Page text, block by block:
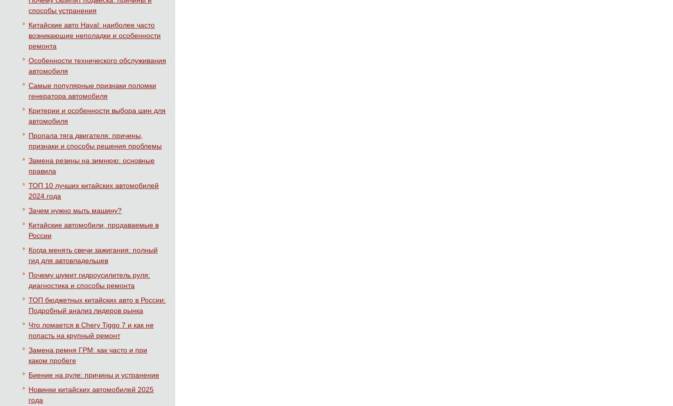
способы устранения
Китайские авто Haval: наиболее часто
возникающие неполадки и особенности
ремонта
Особенности технического обслуживания
автомобиля
Самые популярные признаки поломки
генератора автомобиля
Критерии и особенности выбора шин для
автомобиля
Пропала тяга двигателя: причины,
признаки и способы решения проблемы
Замена резины на зимнюю: основные
правила
ТОП 10 лучших китайских автомобилей
2024 года
Зачем нужно мыть машину?
Китайские автомобили, продаваемые в
России
Когда менять свечи зажигания: полный
гид для автовладельцев
Почему шумит гидроусилитель руля:
диагностика и способы ремонта
ТОП бюджетных китайских авто в России:
Подробный анализ лидеров рынка
Что ломается в Chery Tiggo 7 и как не
попасть на крупный ремонт
Замена ремня ГРМ: как часто и при
каком пробеге
Биение на руле: причины и устранение
Новинки китайских автомобилей 2025
года